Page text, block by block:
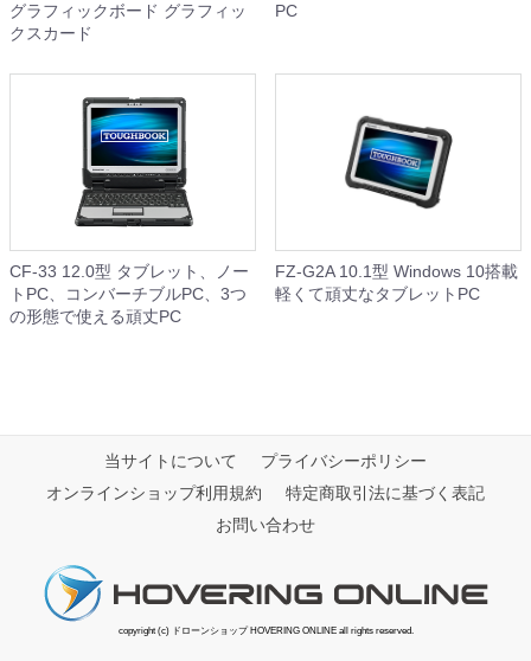
グラフィックボード グラフィッ
クスカード
PC
CF-33 12.0型 タブレット、ノー
トPC、コンバーチブルPC、3つ
の形態で使える頑丈PC
FZ-G2A 10.1型 Windows 10搭載
軽くて頑丈なタブレットPC
当サイトについて
プライバシーポリシー
オンラインショップ利用規約
特定商取引法に基づく表記
お問い合わせ
copyright (c) ドローンショップ HOVERING ONLINE all rights reserved.